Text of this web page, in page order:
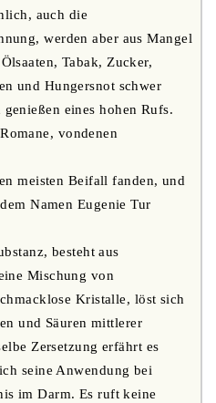
auch die
werden aber aus Mangel
Tabak, Zucker,
und Hungersnot schwer
eines hohen Rufs.
vondenen
meisten Beifall fanden, und
Namen Eugenie Tur
besteht aus
Mischung von
Kristalle, löst sich
und Säuren mittlerer
Zersetzung erfährt es
seine Anwendung bei
im Darm. Es ruft keine